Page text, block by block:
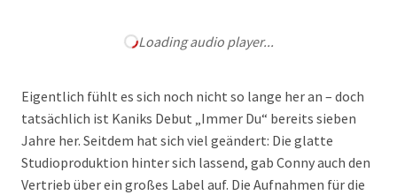
Loading audio player...
Eigentlich fühlt es sich noch nicht so lange her an – doch
tatsächlich ist Kaniks Debut „Immer Du“ bereits sieben
Jahre her. Seitdem hat sich viel geändert: Die glatte
Studioproduktion hinter sich lassend, gab Conny auch den
Vertrieb über ein großes Label auf. Die Aufnahmen für die